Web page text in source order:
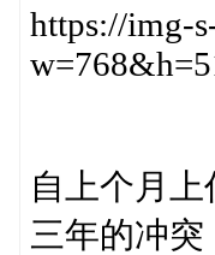
https://img-
自上个月
三年的冲